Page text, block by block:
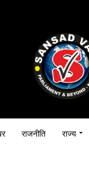
राजनीति राज्य